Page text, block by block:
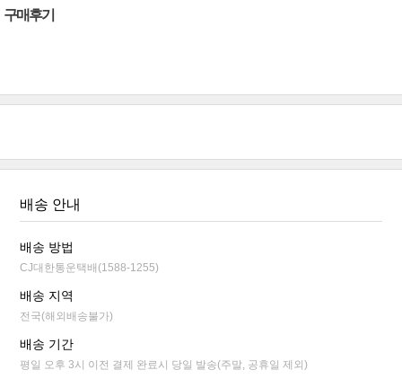
구매후기
배송 안내
배송 방법
CJ대한통운택배(1588-1255)
배송 지역
전국(해외배송불가)
배송 기간
평일 오후 3시 이전 결제 완료시 당일 발송(주말, 공휴일 제외)